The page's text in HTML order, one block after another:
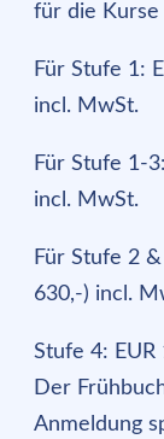
für die Kurse
Für Stufe 1:
incl. MwSt.
Für Stufe 1-
incl. MwSt.
Für Stufe 2
630,-) incl.
Stufe 4: EUR
Der
Anmeldung